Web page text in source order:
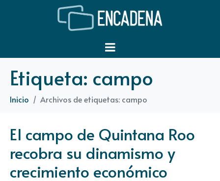
Etiqueta: campo
Inicio Archivos de etiquetas: campo
El campo de Quintana Roo
recobra su dinamismo y
crecimiento económico